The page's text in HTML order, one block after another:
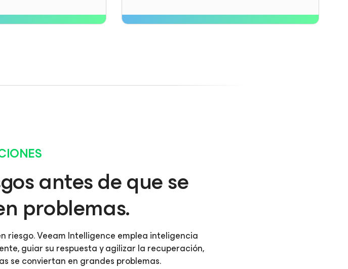
antes de que se
problemas.
riesgo. Veeam Intelligence emplea inteligencia
guiar su respuesta y agilizar la recuperación,
se conviertan en grandes problemas.